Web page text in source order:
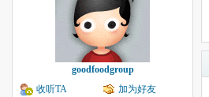
goodfoodgroup
收听TA
加为好友